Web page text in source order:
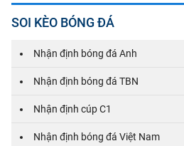
SOI KÈO BÓNG ĐÁ
Nhận định bóng đá Anh
Nhận định bóng đá TBN
Nhận định cúp C1
Nhận định bóng đá Việt Nam